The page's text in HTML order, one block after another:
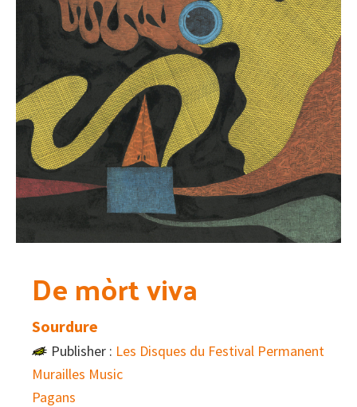
De mòrt viva
Sourdure
Publisher : Les Disques du Festival Permanent
Murailles Music
Pagans